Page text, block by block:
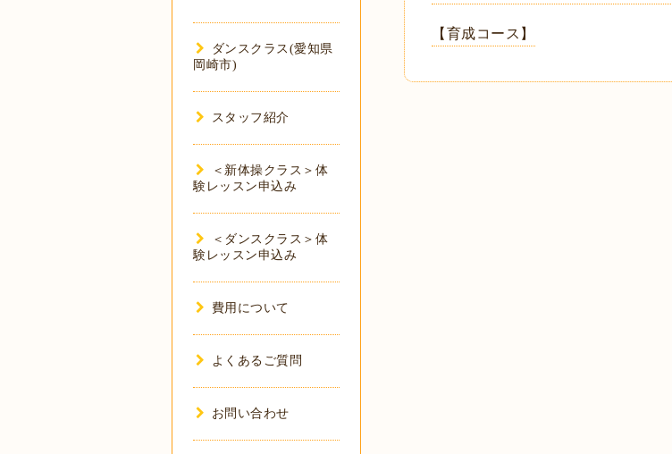
【育成コース】
ダンスクラス(愛知県
岡崎市)
スタッフ紹介
＜新体操クラス＞体
験レッスン申込み
＜ダンスクラス＞体
験レッスン申込み
費用について
よくあるご質問
お問い合わせ